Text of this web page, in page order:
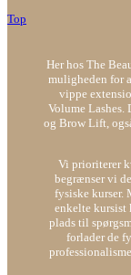
Top
Her hos The
muligheden for
vippe
Volume
og Brow Lift,
Vi prioriterer
begrænser vi
fysiske kurser.
enkelte kursist
plads til
forlader de